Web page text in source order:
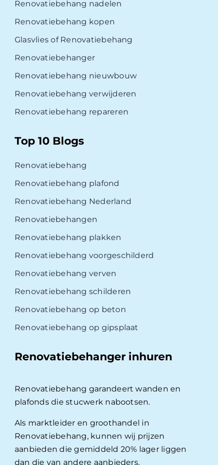
Renovatiebehang nadelen
Renovatiebehang kopen
Glasvlies of Renovatiebehang
Renovatiebehanger
Renovatiebehang nieuwbouw
Renovatiebehang verwijderen
Renovatiebehang repareren
Top 10 Blogs
Renovatiebehang
Renovatiebehang plafond
Renovatiebehang Nederland
Renovatiebehangen
Renovatiebehang plakken
Renovatiebehang voorgeschilderd
Renovatiebehang verven
Renovatiebehang schilderen
Renovatiebehang op beton
Renovatiebehang op gipsplaat
Renovatiebehanger inhuren
Renovatiebehang garandeert wanden en
plafonds die stucwerk nabootsen.
Als marktleider en groothandel in
Renovatiebehang, kunnen wij prijzen
aanbieden die gemiddeld 20% lager liggen
dan die van andere aanbieders.